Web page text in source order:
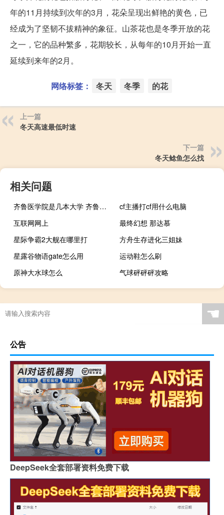
年的11月持续到次年的3月，花朵呈现出鲜艳的黄色，已
经成为了坚韧不拔精神的象征。山茶花也是冬季开放的花
之一，它的品种繁多，花期较长，从每年的10月开始一直
延续到来年的2月。
网络标签： 冬天 冬季 的花
上一篇
冬天高速最低时速
下一篇
冬天鲶鱼怎么找
相关问题
齐鲁医学院是几本大学 齐鲁医学院怎么样
cf主播打cf用什么电脑
互联网网上
最终幻想 那达慕
星际争霸2大舰在哪里打
方舟生存进化三姐妹
星露谷物语gate怎么用
运动鞋怎么刷
原神大水球怎么
气球砰砰砰攻略
☚
公告
DeepSeek全套部署资料免费下载